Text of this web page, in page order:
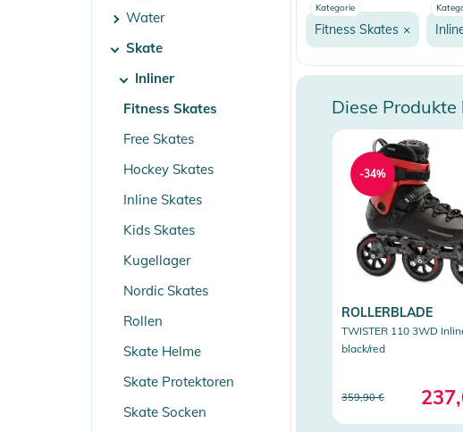
Water
Skate
Inliner
Fitness Skates
Free Skates
Hockey Skates
Inline Skates
Kids Skates
Kugellager
Nordic Skates
Rollen
Skate Helme
Skate Protektoren
Skate Socken
Kategorie
Fitness Skates ×
Diese
ROLLERBLADE
TWISTER 110 3WD
black/red
359,90 €
-34%